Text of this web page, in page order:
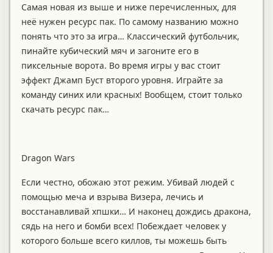
Самая новая из выше и ниже перечисленных, для
неё нужен ресурс пак. По самому названию можно
понять что это за игра… Классический футбольчик,
пинайте кубический мяч и загоните его в
пиксельные ворота. Во время игры у вас стоит
эффект Джамп Буст второго уровня. Играйте за
команду синих или красных! Вообщем, стоит только
скачать ресурс пак…
Dragon Wars
Если честно, обожаю этот режим. Убивай людей с
помощью меча и взрыва Визера, лечись и
восстанавливай хпшки… И наконец дождись дракона,
сядь на него и бомби всех! Побеждает человек у
которого больше всего киллов, ты можешь быть